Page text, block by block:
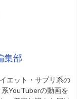
集部
エット・サプリ系の
YouTuberの動画を